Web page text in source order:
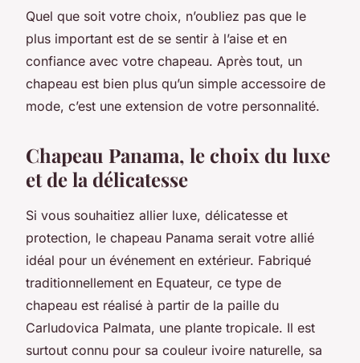
Quel que soit votre choix, n’oubliez pas que le
plus important est de se sentir à l’aise et en
confiance avec votre chapeau. Après tout, un
chapeau est bien plus qu’un simple accessoire de
mode, c’est une extension de votre personnalité.
Chapeau Panama, le choix du luxe
et de la délicatesse
Si vous souhaitiez allier luxe, délicatesse et
protection, le chapeau Panama serait votre allié
idéal pour un événement en extérieur. Fabriqué
traditionnellement en Equateur, ce type de
chapeau est réalisé à partir de la paille du
Carludovica Palmata, une plante tropicale. Il est
surtout connu pour sa couleur ivoire naturelle, sa